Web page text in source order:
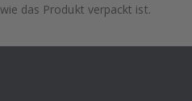
das Produkt verpackt ist.